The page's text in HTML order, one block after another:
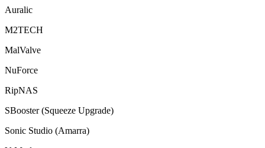
Auralic
M2TECH
MalValve
NuForce
RipNAS
SBooster (Squeeze Upgrade)
Sonic Studio (Amarra)